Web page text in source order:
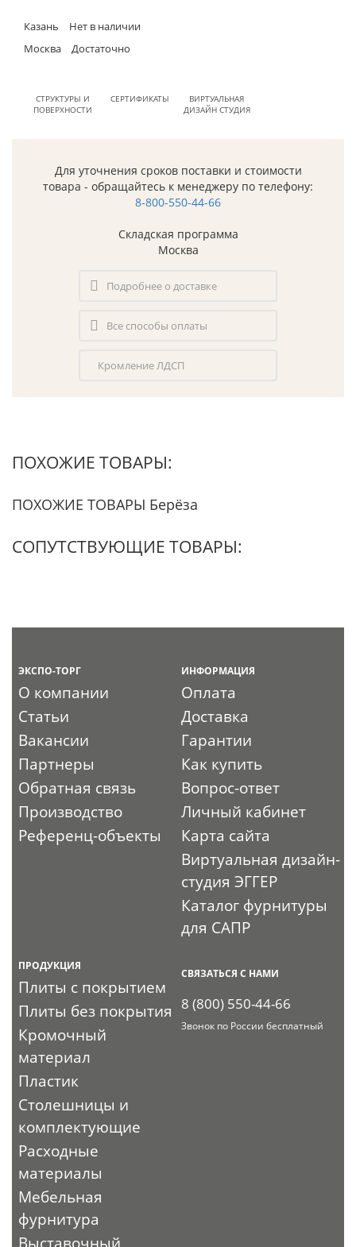
Казань
Нет в наличии
Москва
Достаточно
СТРУКТУРЫ И
ПОВЕРХНОСТИ
СЕРТИФИКАТЫ
ВИРТУАЛЬНАЯ
ДИЗАЙН СТУДИЯ
Для уточнения сроков поставки и стоимости
товара - обращайтесь к менеджеру по телефону:
8-800-550-44-66
Складская программа
Москва
Подробнее о доставке
Все способы оплаты
Кромление ЛДСП
ПОХОЖИЕ ТОВАРЫ:
ПОХОЖИЕ ТОВАРЫ Берёза
СОПУТСТВУЮЩИЕ ТОВАРЫ:
ЭКСПО-ТОРГ
О компании
Статьи
Вакансии
Партнеры
Обратная связь
Производство
Референц-объекты
ИНФОРМАЦИЯ
Оплата
Доставка
Гарантии
Как купить
Вопрос-ответ
Личный кабинет
Карта сайта
Виртуальная дизайн-
студия ЭГГЕР
Каталог фурнитуры
для САПР
ПРОДУКЦИЯ
Плиты с покрытием
Плиты без покрытия
Кромочный
материал
Пластик
Столешницы и
комплектующие
Расходные
материалы
Мебельная
фурнитура
Выставочный
СВЯЗАТЬСЯ С НАМИ
8 (800) 550-44-66
Звонок по России бесплатный